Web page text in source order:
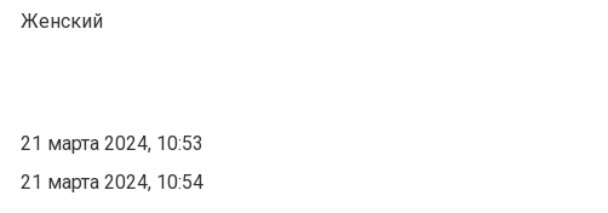
Женский
21 марта 2024, 10:53
21 марта 2024, 10:54